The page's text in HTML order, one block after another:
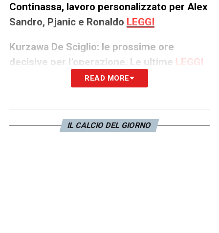
Continassa, lavoro personalizzato per Alex
Sandro, Pjanic e Ronaldo LEGGI
Kurzawa De Sciglio: le prossime ore
decisive per l’operazione. Le ultime LEGGI
Pjaca al Cagliari, si complica la riuscita
Esordio Marques: l’attaccante alla prima
READ MORE
IL CALCIO DEL GIORNO